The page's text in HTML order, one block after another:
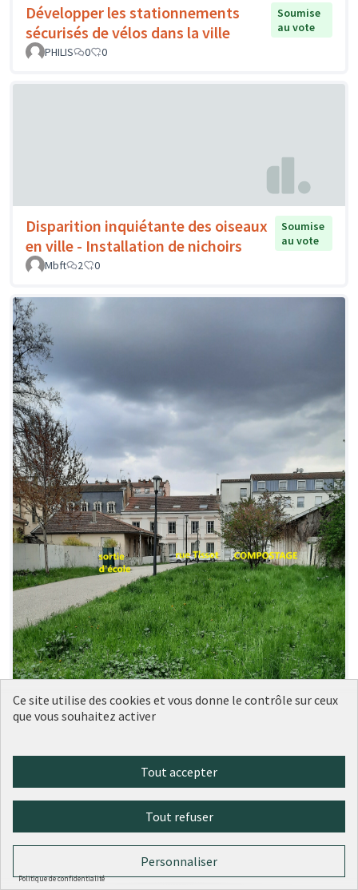
Développer les stationnements
sécurisés de vélos dans la ville
Soumise
au vote
PHILIS
0 0
Disparition inquiétante des oiseaux
en ville - Installation de nichoirs
Soumise
au vote
Mbft
2 0
Ce site utilise des cookies et vous donne le contrôle sur ceux
que vous souhaitez activer
Tout accepter
Tout refuser
Personnaliser
Politique de confidentialité